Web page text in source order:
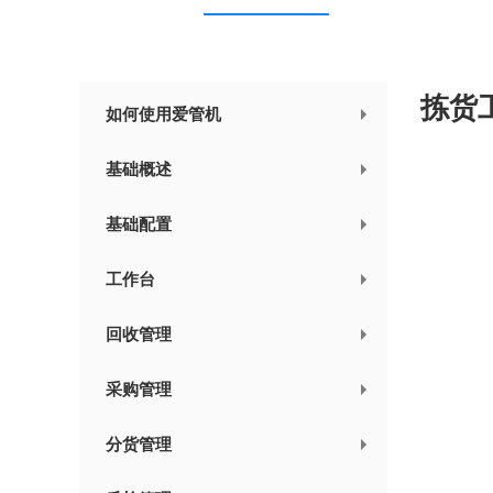
如何使用爱管机
基础概述
基础配置
工作台
回收管理
采购管理
分货管理
拣货